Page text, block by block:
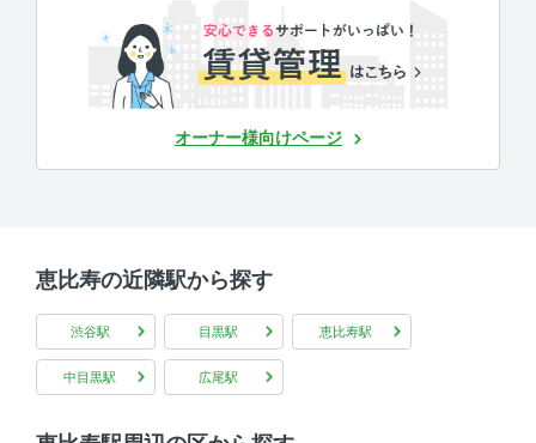
オーナー様向けページ
恵比寿の近隣駅から探す
渋谷駅 目黒駅 恵比寿駅
中目黒駅 広尾駅